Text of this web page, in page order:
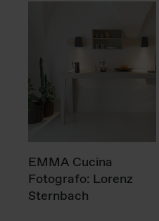
EMMA Cucina
Fotografo: Lorenz
Sternbach